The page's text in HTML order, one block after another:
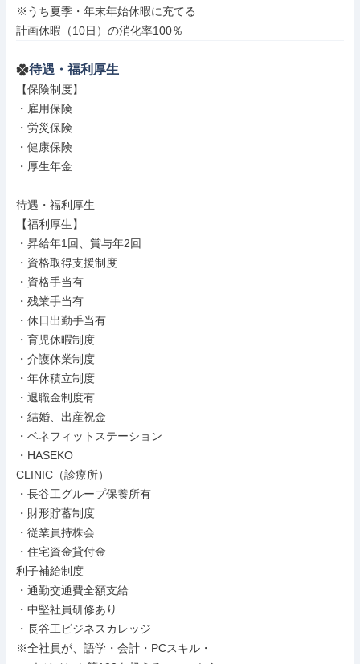
※うち夏季・年末年始休暇に充てる
計画休暇（10日）の消化率100％
待遇・福利厚生
【保険制度】
・雇用保険
・労災保険
・健康保険
・厚生年金
待遇・福利厚生
【福利厚生】
・昇給年1回、賞与年2回
・資格取得支援制度
・資格手当有
・残業手当有
・休日出勤手当有
・育児休暇制度
・介護休業制度
・年休積立制度
・退職金制度有
・結婚、出産祝金
・ベネフィットステーション
・HASEKO
CLINIC（診療所）
・長谷工グループ保養所有
・財形貯蓄制度
・従業員持株会
・住宅資金貸付金
利子補給制度
・通勤交通費全額支給
・中堅社員研修あり
・長谷工ビジネスカレッジ
※全社員が、語学・会計・PCスキル・